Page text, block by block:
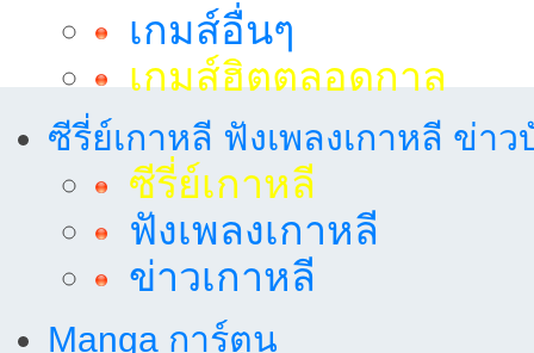
เกมส์อื่นๆ
เกมส์ฮิตตลอดกาล
ซีรี่ย์เกาหลี ฟังเพลงเกาหลี ข่าว
ซีรี่ย์เกาหลี
ฟังเพลงเกาหลี
ข่าวเกาหลี
Manga การ์ตูน